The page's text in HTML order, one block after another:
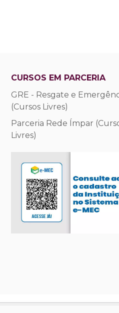
CURSOS EM PARCERIA
GRE - Resgate e
(Cursos Livres)
Parceria Rede Ímpar
Livres)